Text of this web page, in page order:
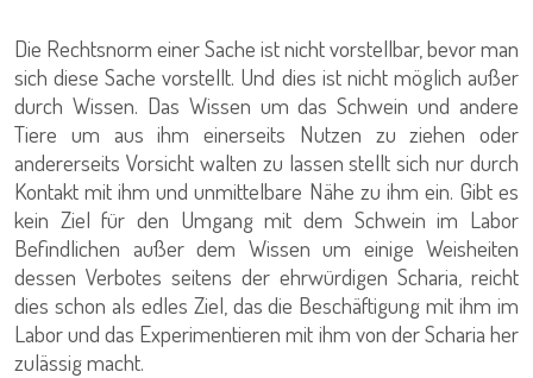
Die Rechtsnorm einer Sache ist nicht vorstellbar, bevor man
sich diese Sache vorstellt. Und dies ist nicht möglich außer
durch Wissen. Das Wissen um das Schwein und andere
Tiere um aus ihm einerseits Nutzen zu ziehen oder
andererseits Vorsicht walten zu lassen stellt sich nur durch
Kontakt mit ihm und unmittelbare Nähe zu ihm ein. Gibt es
kein Ziel für den Umgang mit dem Schwein im Labor
Befindlichen außer dem Wissen um einige Weisheiten
dessen Verbotes seitens der ehrwürdigen Scharia, reicht
dies schon als edles Ziel, das die Beschäftigung mit ihm im
Labor und das Experimentieren mit ihm von der Scharia her
zulässig macht.